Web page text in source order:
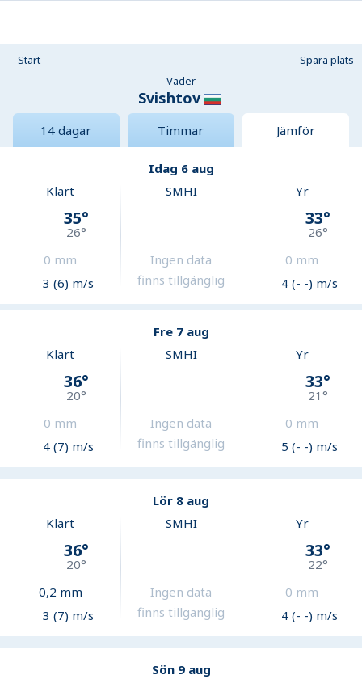
Start
Spara plats
Väder
Svishtov
14 dagar Timmar Jämför
Idag 6 aug
Klart
35°
26°
0 mm
3 (6) m/s
SMHI
Ingen data
finns tillgänglig
Yr
33°
26°
0 mm
4 (- -) m/s
Fre 7 aug
Klart
36°
20°
0 mm
4 (7) m/s
SMHI
Ingen data
finns tillgänglig
Yr
33°
21°
0 mm
5 (- -) m/s
Lör 8 aug
Klart
36°
20°
0,2 mm
3 (7) m/s
SMHI
Ingen data
finns tillgänglig
Yr
33°
22°
0 mm
4 (- -) m/s
Sön 9 aug